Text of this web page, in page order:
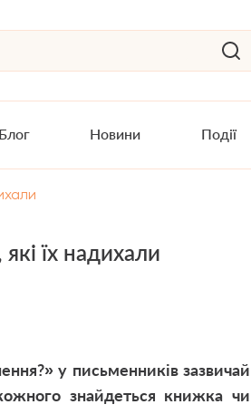
Блог Новини Події
їх надихали
у письменників зазвичай
знайдеться книжка чи